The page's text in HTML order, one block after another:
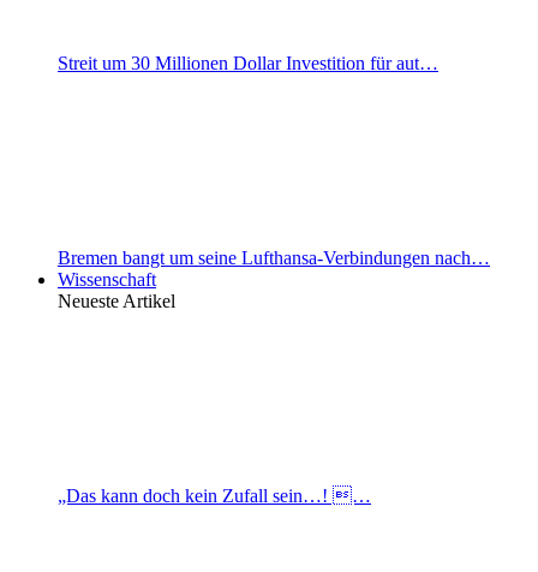
Streit um 30 Millionen Dollar Investition für aut…
Bremen bangt um seine Lufthansa-Verbindungen nach…
Wissenschaft
Neueste Artikel
„Das kann doch kein Zufall sein…! …